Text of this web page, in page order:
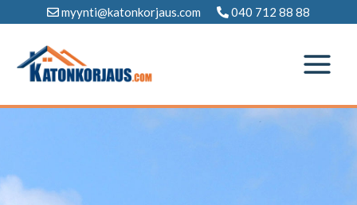
sisältöön
myynti@katonkorjaus.com 040 712 88 88